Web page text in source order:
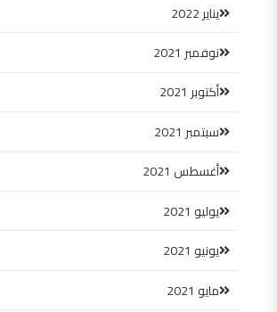
يناير 2022
نوفمبر 2021
أكتوبر 2021
سبتمبر 2021
أغسطس 2021
يوليو 2021
يونيو 2021
مايو 2021